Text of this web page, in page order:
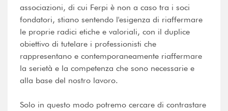
associazioni, di cui Ferpi è non a caso tra i soci
fondatori, stiano sentendo l'esigenza di riaffermare
le proprie radici etiche e valoriali, con il duplice
obiettivo di tutelare i professionisti che
rappresentano e contemporaneamente riaffermare
la serietà e la competenza che sono necessarie e
alla base del nostro lavoro.
Solo in questo modo potremo cercare di contrastare